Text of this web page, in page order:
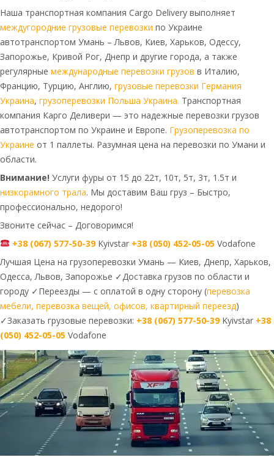
Наша транспортная компания Cargo Delivery выполняет
междугородние грузовые перевозки по Украине
автотранспортом Умань – Львов, Киев, Харьков, Одессу,
Запорожье, Кривой Рог, Днепр и другие города, а также
регулярные международные перевозки грузов в Италию,
Францию, Турцию, Англию, грузовые перевозки Германия
Украина, грузоперевозки Польша Украина. Транспортная
компания Карго Деливери — это надежные перевозки грузов
автотранспортом по Украине и Европе. Грузоперевозка по
Украине от 1 паллеты. Разумная цена на перевозки по Умани и
области.
Внимание! Услуги фуры от 15 до 22т, 10т, 5т, 3т, 1.5т и
низкорамного трала. Мы доставим Ваш груз – Быстро,
профессионально, недорого!
Звоните сейчас – Договоримся!
+38 (067) 577-50-39Kyivstar +38 (050) 452-05-05Vodafone
Лучшая Цена на грузоперевозки Умань — Киев, Днепр, Харьков,
Одесса, Львов, Запорожье ✓Доставка грузов по области и
городу ✓Переезды — с оплатой в одну сторону (перевозка
мебели, перевозка вещей, офисов, квартирный переезд)
✓Заказать грузовые перевозки: +38 (067) 577-50-39Kyivstar +38
(050) 452-05-05 Vodafone